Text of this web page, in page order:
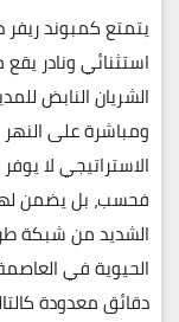
يتمتعكمبوند ريفر
استثنائي ونادر
الشريان النابض
ومباشرة على
الاستراتيجي لا
فحسب، بل يضمن
الشديد من شبكة
الحيوية في
دقائق معدودة